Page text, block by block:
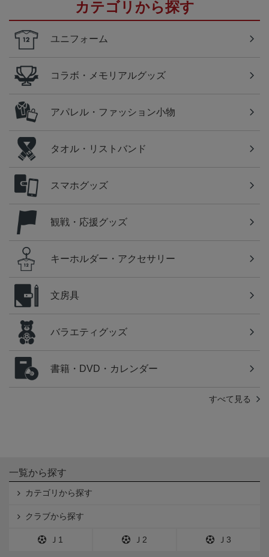
カテゴリから探す
ユニフォーム
コラボ・メモリアルグッズ
アパレル・ファッション小物
タオル・リストバンド
スマホグッズ
観戦・応援グッズ
キーホルダー・アクセサリー
文房具
バラエティグッズ
書籍・DVD・カレンダー
すべて見る
一覧から探す
カテゴリから探す
クラブから探す
Ｊ1 Ｊ2 Ｊ3